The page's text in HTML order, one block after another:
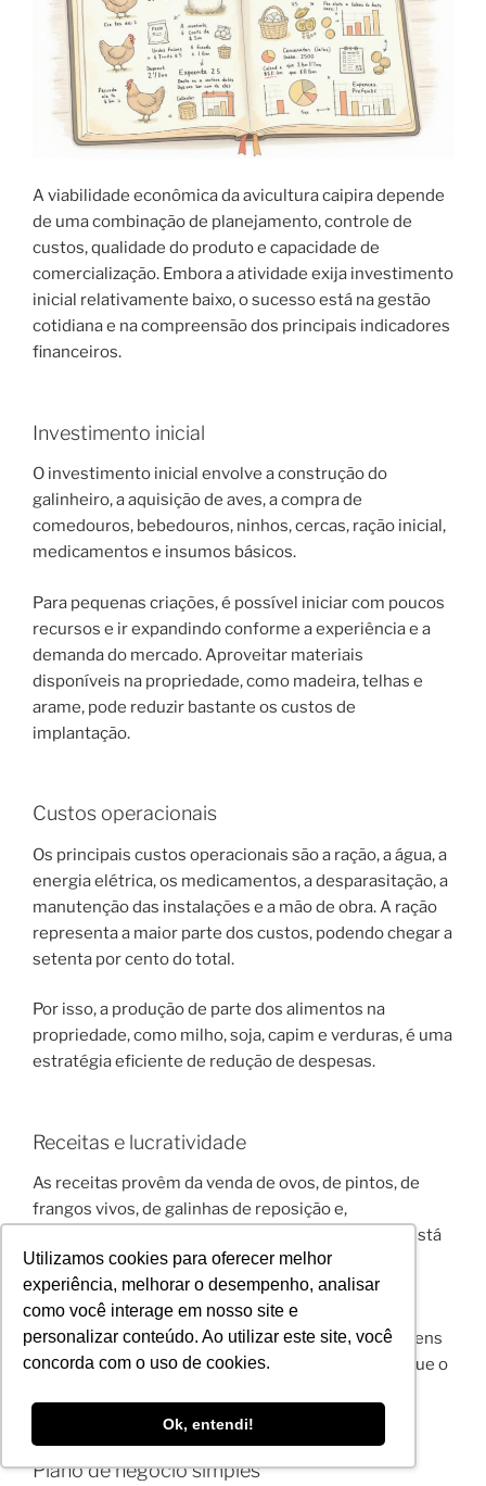
Utilizamos cookies para oferecer melhor
experiência, melhorar o desempenho, analisar
como você interage em nosso site e
personalizar conteúdo. Ao utilizar este site, você
concorda com o uso de cookies.
Ok, entendi!
A viabilidade econômica da avicultura caipira depende
de uma combinação de planejamento, controle de
custos, qualidade do produto e capacidade de
comercialização. Embora a atividade exija investimento
inicial relativamente baixo, o sucesso está na gestão
cotidiana e na compreensão dos principais indicadores
financeiros.
Investimento inicial
O investimento inicial envolve a construção do
galinheiro, a aquisição de aves, a compra de
comedouros, bebedouros, ninhos, cercas, ração inicial,
medicamentos e insumos básicos.
Para pequenas criações, é possível iniciar com poucos
recursos e ir expandindo conforme a experiência e a
demanda do mercado. Aproveitar materiais
disponíveis na propriedade, como madeira, telhas e
arame, pode reduzir bastante os custos de
implantação.
Custos operacionais
Os principais custos operacionais são a ração, a água, a
energia elétrica, os medicamentos, a desparasitação, a
manutenção das instalações e a mão de obra. A ração
representa a maior parte dos custos, podendo chegar a
setenta por cento do total.
Por isso, a produção de parte dos alimentos na
propriedade, como milho, soja, capim e verduras, é uma
estratégia eficiente de redução de despesas.
Receitas e lucratividade
As receitas provêm da venda de ovos, de pintos, de
frangos vivos, de galinhas de reposição e,
eventualmente, de carne abatida. A lucratividade está
diretamente relacionada ao preço de venda, à
produtividade das aves e ao controle dos custos.
Criações bem manejadas podem apresentar margens
positivas mesmo com produção modesta, desde que o
Plano de negócio simples